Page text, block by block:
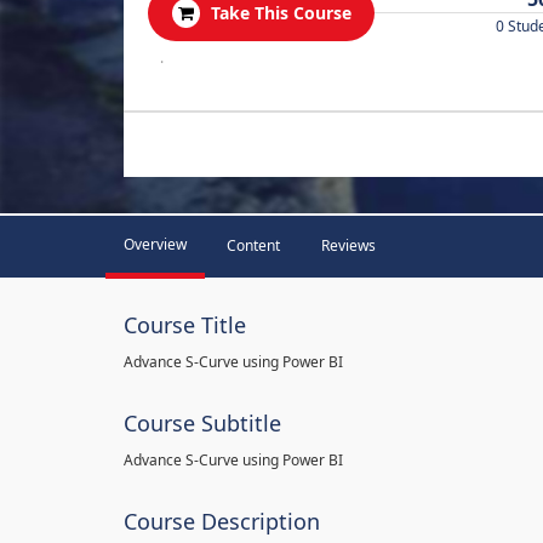
Take This Course
0
.
Overview Content Reviews
Course Title
Advance S-Curve using Power BI
Course Subtitle
Advance S-Curve using Power BI
Course Description